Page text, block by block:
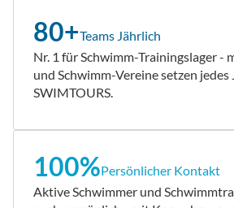
80+Teams Jährlich
Nr. 1 für Schwimm-Trainingslager -
und Schwimm-Vereine setzen jedes
SWIMTOURS.
100%Persönlicher Kontakt
Aktive Schwimmer und